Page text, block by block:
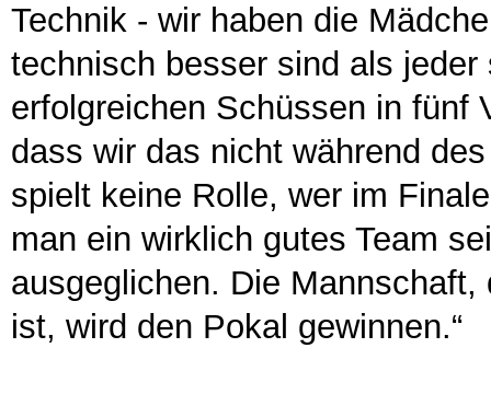
Technik - wir haben die
technisch besser sind als
erfolgreichen Schüssen in fünf
dass wir das nicht während
spielt keine Rolle, wer im
man ein wirklich gutes Team
ausgeglichen. Die
ist, wird den Pokal gewinnen.“